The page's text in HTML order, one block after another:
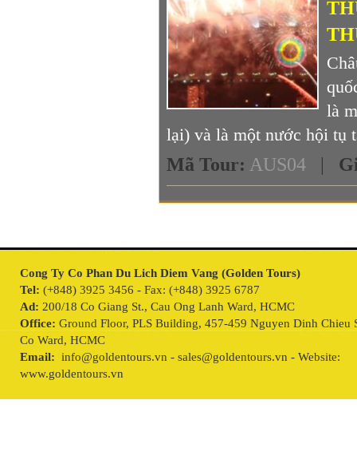
là
lại) và là một nước hội tụ
Mã Tour: AUS04 |
Cong Ty Co Phan Du Lich Diem Vang (Golden Tours)
Tel: (+848) 3925 3456 - Fax: (+848) 3925 6787
Ad: 200/18 Co Giang St., Cau Ong Lanh Ward, HCMC
Office: Ground Floor, PLS Building, 457-459 Nguyen Dinh Chieu
Co Ward, HCMC
Email: info@goldentours.vn - sales@goldentours.vn - Website:
www.goldentours.vn